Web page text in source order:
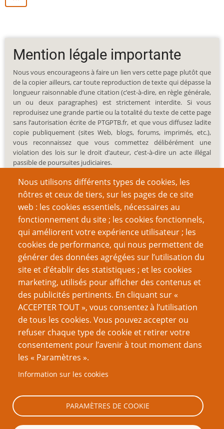
Nous utilisons différents types de cookies, les
nôtres et ceux de tiers, sur les pages de ce site
web : les cookies essentiels, nécessaires au
fonctionnement du site ; les cookies fonctionnels,
qui améliorent votre expérience utilisateur ; les
cookies de performance, qui nous permettent de
générer des données agrégées sur l’utilisation du
site et d’établir des statistiques ; et les cookies
marketing, utilisés pour afficher des contenus et
des publicités pertinents. En cliquant sur «
ACCEPTER TOUT », vous consentez à l’utilisation
de tous les cookies. Vous pouvez accepter ou
refuser chaque type de cookie et retirer votre
consentement pour l’avenir à tout moment dans
les « Paramètres ».
Information sur les cookies
PARAMÈTRES DE COOKIE
Mention légale importante
Nous vous encourageons à faire un lien vers cette page plutôt que
de la copier ailleurs, car toute reproduction de texte qui dépasse la
longueur raisonnable d’une citation (c’est-à-dire, en règle générale,
un ou deux paragraphes) est strictement interdite. Si vous
reproduisez une grande partie ou la totalité du texte de cette page
sans l’autorisation écrite de PTGPTB.fr, et que vous diffusez ladite
copie publiquement (sites Web, blogs, forums, imprimés, etc.),
vous reconnaissez que vous commettez délibérément une
violation des lois sur le droit d’auteur, c’est-à-dire un acte illégal
passible de poursuites judiciaires.
Recherche
Nom d'utilisateur
Mot de passe
Réinitialiser votre mot de passe